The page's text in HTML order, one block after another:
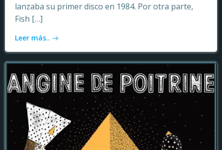
lanzaba su primer disco en 1984. Por otra parte,
Fish […]
Leer más..